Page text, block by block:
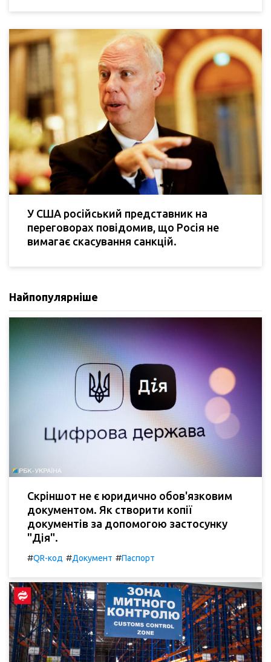
У США російський представник на
переговорах повідомив, що Росія не
вимагає скасування санкцій.
Найпопулярніше
Скріншот не є юридично обов'язковим
документом. Як створити копії
документів за допомогою застосунку
"Дія".
#QR-код #Документ #Паспорт